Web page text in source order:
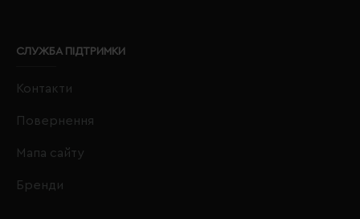
СЛУЖБА ПІДТРИМКИ
Контакти
Повернення
Мапа сайту
Бренди